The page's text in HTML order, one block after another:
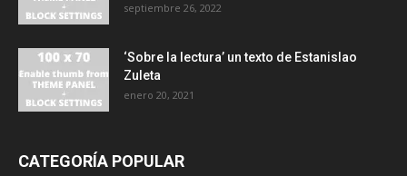
septiembre 26, 2022
‘Sobre la lectura’ un texto de Estanislao
Zuleta
enero 20, 2021
CATEGORÍA POPULAR